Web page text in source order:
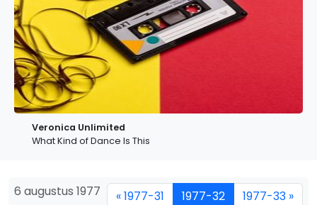
Veronica Unlimited
What Kind of Dance Is This
6 augustus 1977 « 1977-31 1977-32 1977-33 »